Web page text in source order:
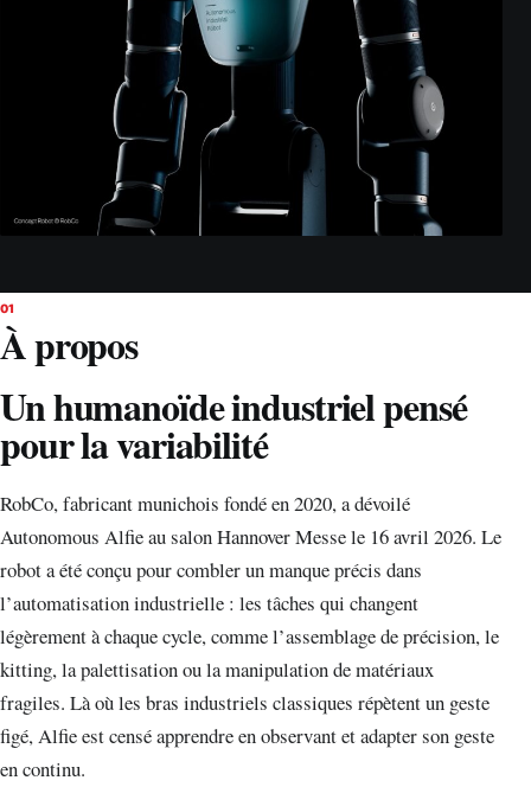
01
À propos
Un humanoïde industriel pensé
pour la variabilité
RobCo, fabricant munichois fondé en 2020, a dévoilé
Autonomous Alfie au salon Hannover Messe le 16 avril 2026. Le
robot a été conçu pour combler un manque précis dans
l’automatisation industrielle : les tâches qui changent
légèrement à chaque cycle, comme l’assemblage de précision, le
kitting, la palettisation ou la manipulation de matériaux
fragiles. Là où les bras industriels classiques répètent un geste
figé, Alfie est censé apprendre en observant et adapter son geste
en continu.